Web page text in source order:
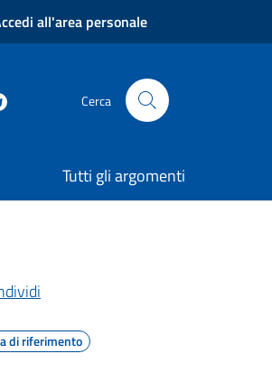
all'area personale
Cerca
Tutti gli argomenti
di riferimento